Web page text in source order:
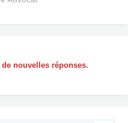
nouvelles réponses.